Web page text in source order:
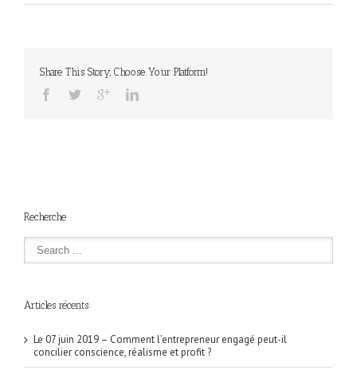
Share This Story, Choose Your Platform!
Recherche
Articles récents
Le 07 juin 2019 – Comment l’entrepreneur engagé peut-il
concilier conscience, réalisme et profit ?